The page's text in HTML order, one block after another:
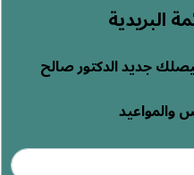
البريدية
جديد الدكتور صالح
والمواعيد